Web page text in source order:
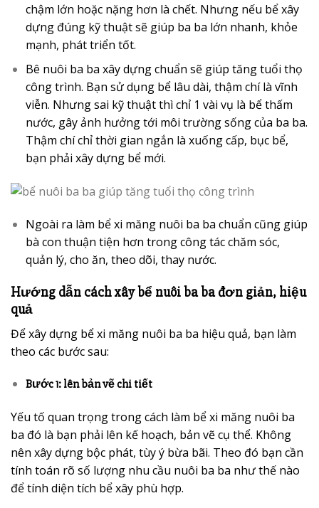
chậm lớn hoặc nặng hơn là chết. Nhưng nếu bể xây
dựng đúng kỹ thuật sẽ giúp ba ba lớn nhanh, khỏe
mạnh, phát triển tốt.
Bê nuôi ba ba xây dựng chuẩn sẽ giúp tăng tuổi thọ
công trình. Bạn sử dụng bể lâu dài, thậm chí là vĩnh
viễn. Nhưng sai kỹ thuật thì chỉ 1 vài vụ là bể thấm
nước, gây ảnh hưởng tới môi trường sống của ba ba.
Thậm chí chỉ thời gian ngắn là xuống cấp, bục bể,
bạn phải xây dựng bể mới.
Ngoài ra làm bể xi măng nuôi ba ba chuẩn cũng giúp
bà con thuận tiện hơn trong công tác chăm sóc,
quản lý, cho ăn, theo dõi, thay nước.
Hướng dẫn cách xây bể nuôi ba ba đơn giản, hiệu
quả
Để xây dựng bể xi măng nuôi ba ba hiệu quả, bạn làm
theo các bước sau:
Bước 1: lên bản vẽ chi tiết
Yếu tố quan trọng trong cách làm bể xi măng nuôi ba
ba đó là bạn phải lên kế hoạch, bản vẽ cụ thể. Không
nên xây dựng bộc phát, tùy ý bừa bãi. Theo đó bạn cần
tính toán rõ số lượng nhu cầu nuôi ba ba như thế nào
để tính diện tích bể xây phù hợp.